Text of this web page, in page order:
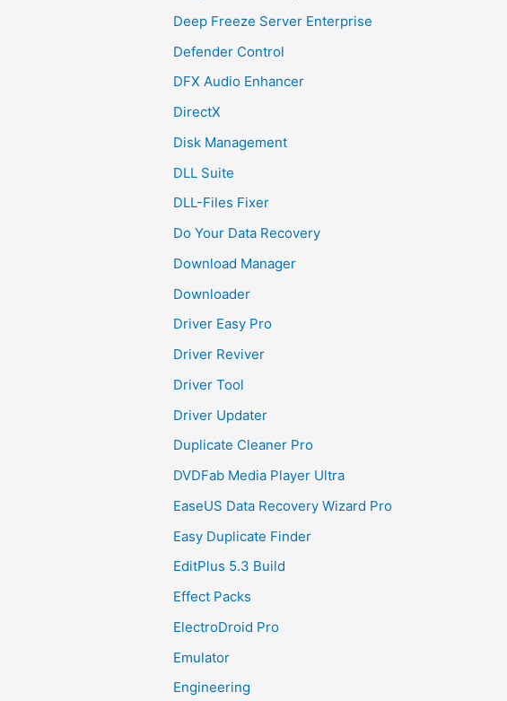
Deep Freeze Server Enterprise
Defender Control
DFX Audio Enhancer
DirectX
Disk Management
DLL Suite
DLL-Files Fixer
Do Your Data Recovery
Download Manager
Downloader
Driver Easy Pro
Driver Reviver
Driver Tool
Driver Updater
Duplicate Cleaner Pro
DVDFab Media Player Ultra
EaseUS Data Recovery Wizard Pro
Easy Duplicate Finder
EditPlus 5.3 Build
Effect Packs
ElectroDroid Pro
Emulator
Engineering